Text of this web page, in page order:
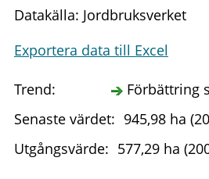
Datakälla: Jordbruksverket
Exportera data till Excel
Trend:
Förbättring
Senaste värdet: 945,98 ha
Utgångsvärde: 577,29 ha